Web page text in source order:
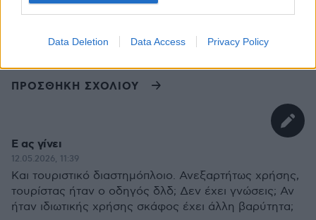
Data Deletion Data Access Privacy Policy
Επαγγελματική Εκπαίδευση & Εξειδίκευση: Το Mοντέλο που
ΠΡΟΣΘΗΚΗ ΣΧΟΛΙΟΥ
Ε ας γίνει
12.05.2026, 11:39
Και τουριστικό διαστημόπλοιο. Ανεξαρτήτως χρήσης,
τουρίστας ήταν ο οδηγός δλδ; Δεν έχει γνώσεις; Αν
ήταν ιδιωτικής χρήσης σκάφος έχει άλλη βαρύτητα;